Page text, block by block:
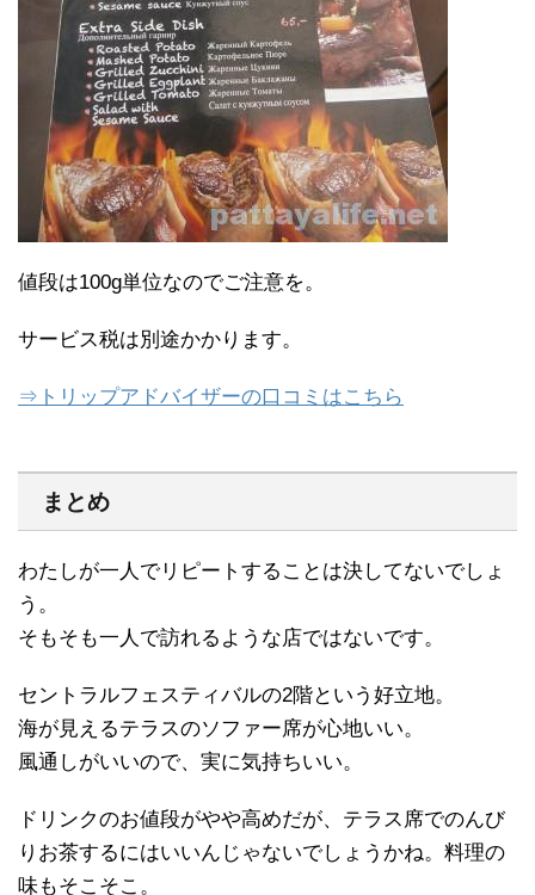
値段は100g単位なのでご注意を。
サービス税は別途かかります。
⇒トリップアドバイザーの口コミはこちら
まとめ
わたしが一人でリピートすることは決してないでしょ
う。
そもそも一人で訪れるような店ではないです。
セントラルフェスティバルの2階という好立地。
海が見えるテラスのソファー席が心地いい。
風通しがいいので、実に気持ちいい。
ドリンクのお値段がやや高めだが、テラス席でのんび
りお茶するにはいいんじゃないでしょうかね。料理の
味もそこそこ。